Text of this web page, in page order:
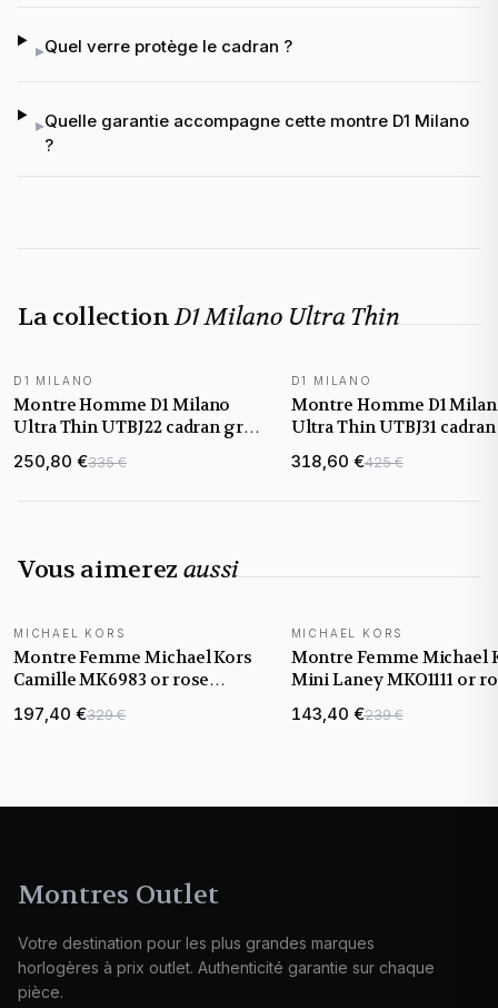
▸Quel verre protège le cadran ?
▸Quelle garantie accompagne cette montre D1 Milano
?
La collectionD1 Milano Ultra Thin
NOUVEAUTÉ
D1 MILANO
Montre Homme D1 Milano
Ultra Thin UTBJ22 cadran gris
bracelet acier
250,80 €335 €
NOUVEAUTÉ
D1 MILANO
Montre Homme D1
Ultra Thin UTBJ31
bracelet acier
318,60 €425 €
Vous aimerez aussi
NOUVEAUTÉ
MICHAEL KORS
Montre Femme Michael Kors
Camille MK6983 or rose
197,40 €329 €
NOUVEAUTÉ
MICHAEL KORS
Montre Femme Michael
Mini Laney MKO1111 or
143,40 €239 €
Montres Outlet
Votre destination pour les plus grandes marques
horlogères à prix outlet. Authenticité garantie sur chaque
pièce.